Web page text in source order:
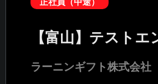
【富山】テストエ
ラーニンギフト株式会社